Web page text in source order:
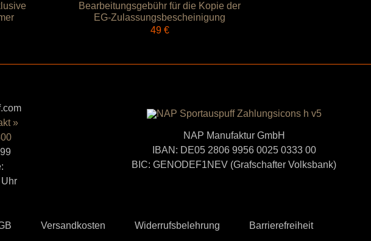
Bearbeitungsgebühr für die Kopie der
EG-Zulassungsbescheinigung
49 €
»
NAP Manufaktur GmbH
IBAN: DE05 2806 9956 0025 0333 00
BIC: GENODEF1NEV (Grafschafter Volksbank)
Versandkosten Widerrufsbelehrung Barrierefreiheit